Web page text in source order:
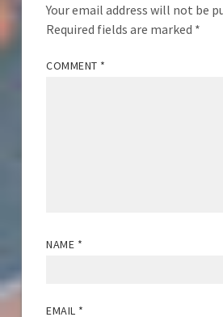
Your email address will not be
Required fields are marked *
COMMENT *
NAME *
EMAIL *